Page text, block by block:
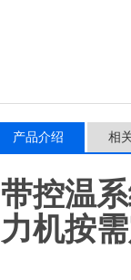
产品介绍 相
带控温
力机按